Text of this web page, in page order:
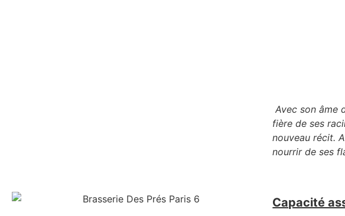
Avec son âme
fière de ses
nouveau récit.
nourrir de ses
Capacité